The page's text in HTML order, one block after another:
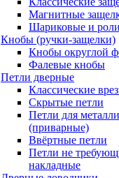
Магнитные
Шариковые и
Кнобы (ручки-защелки)
Кнобы округлой
Фалевые кнобы
Петли дверные
Классические
Скрытые петли
Петли для
(приварные)
Ввёртные петли
Петли не
накладные